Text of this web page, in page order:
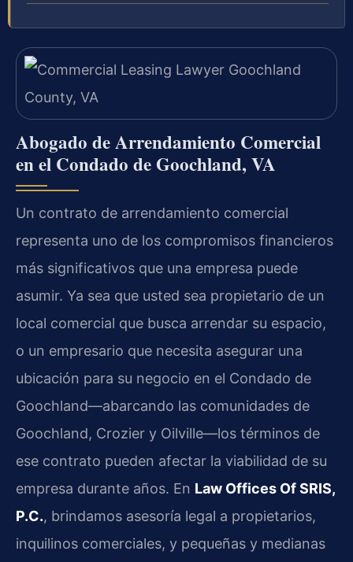
Abogado de Arrendamiento Comercial
en el Condado de Goochland, VA
Un contrato de arrendamiento comercial
representa uno de los compromisos financieros
más significativos que una empresa puede
asumir. Ya sea que usted sea propietario de un
local comercial que busca arrendar su espacio,
o un empresario que necesita asegurar una
ubicación para su negocio en el Condado de
Goochland—abarcando las comunidades de
Goochland, Crozier y Oilville—los términos de
ese contrato pueden afectar la viabilidad de su
empresa durante años. En Law Offices Of SRIS,
P.C., brindamos asesoría legal a propietarios,
inquilinos comerciales, y pequeñas y medianas